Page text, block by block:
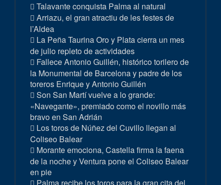
Talavante conquista Palma al natural
Arriazu, el gran atractiu de les festes de
l’Aldea
La Peña Taurina Oro y Plata cierra un mes
de julio repleto de actividades
Fallece Antonio Guillén, histórico torilero de
la Monumental de Barcelona y padre de los
toreros Enrique y Antonio Guillén
Son San Martí vuelve a lo grande:
«Navegante», premiado como el novillo más
bravo en San Adrián
Los toros de Núñez del Cuvillo llegan al
Coliseo Balear
Morante emociona, Castella firma la faena
de la noche y Ventura pone el Coliseo Balear
en pie